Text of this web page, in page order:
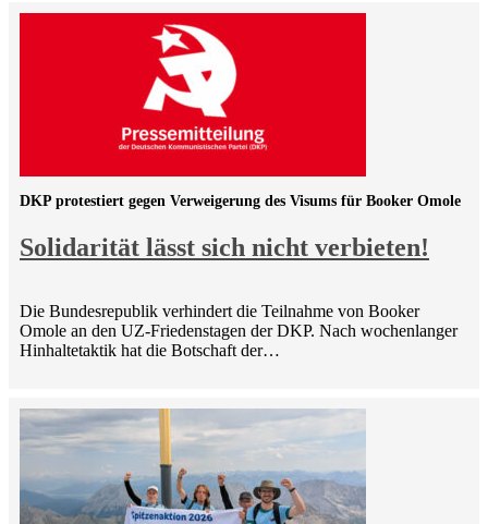
Solidarität lässt sich nicht verbieten!
DKP protestiert gegen Verweigerung des Visums für Booker Omole
Die Bundesrepublik verhindert die Teilnahme von Booker
Omole an den UZ-Friedenstagen der DKP. Nach wochenlanger
Hinhaltetaktik hat die Botschaft der…